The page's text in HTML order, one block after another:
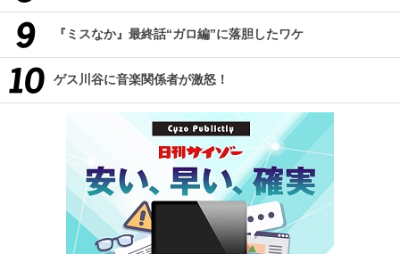
『ミスなか』最終話“ガロ編”に落胆したワケ
ゲス川谷に音楽関係者が激怒！